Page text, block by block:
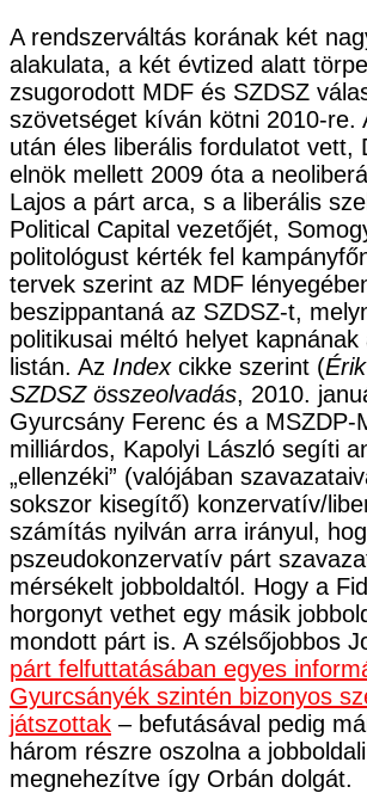
A rendszerváltás korának két
alakulata, a két évtized alatt
zsugorodott MDF és SZDSZ
szövetséget kíván kötni 2010-re.
után éles liberális fordulatot vett,
elnök mellett 2009 óta a
Lajos a párt arca, s a liberális
Political Capital vezetőjét,
politológust kérték fel
tervek szerint az MDF
beszippantaná az SZDSZ-t,
politikusai méltó helyet kapnának
listán. Az Indexcikke szerint (
SZDSZ összeolvadás, 2010.
Gyurcsány Ferenc és a MSZDP-
milliárdos, Kapolyi László segíti
„ellenzéki” (valójában
sokszor kisegítő) konzervatív/
számítás nyilván arra irányul,
pszeudokonzervatív párt
mérsékelt jobboldaltól. Hogy a
horgonyt vethet egy másik
mondott párt is. A szélsőjobbos
párt felfuttatásában egyes
Gyurcsányék szintén bizonyos
játszottak – befutásával pedig
három részre oszolna a
megnehezítve így Orbán dolgát.